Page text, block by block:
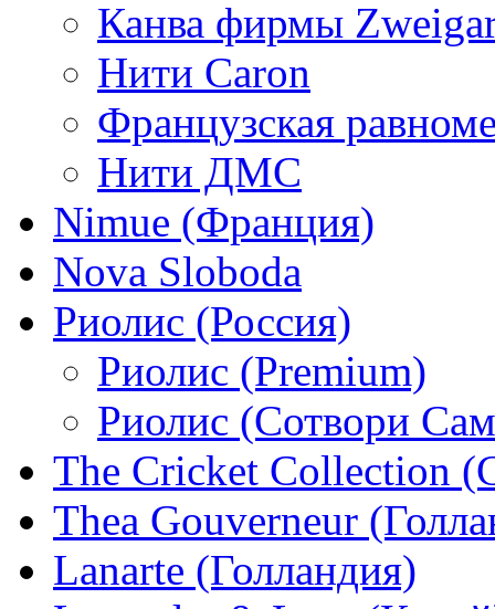
Канва фирмы
Нити Caron
Французская
Нити ДМС
Nimue (Франция)
Nova Sloboda
Риолис (Россия)
Риолис (Premium)
Риолис (Сотвори
The Cricket Collection
Thea Gouverneur
Lanarte (Голландия)